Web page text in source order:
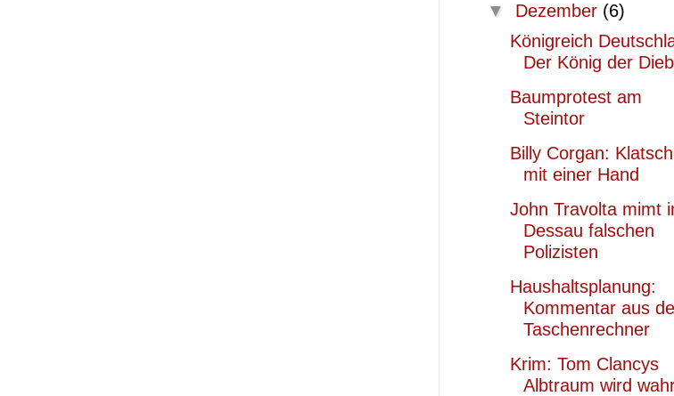
▼ Dezember (6)
Königreich
Der König der
Baumprotest am
Steintor
Billy Corgan:
mit einer Hand
John Travolta mimt
Dessau falschen
Polizisten
Haushaltsplanung:
Kommentar aus
Taschenrechner
Krim: Tom Clancys
Albtraum wird